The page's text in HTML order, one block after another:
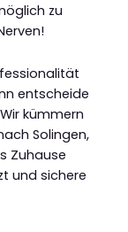
zu
entscheide
kümmern
Solingen,
Zuhause
und sichere